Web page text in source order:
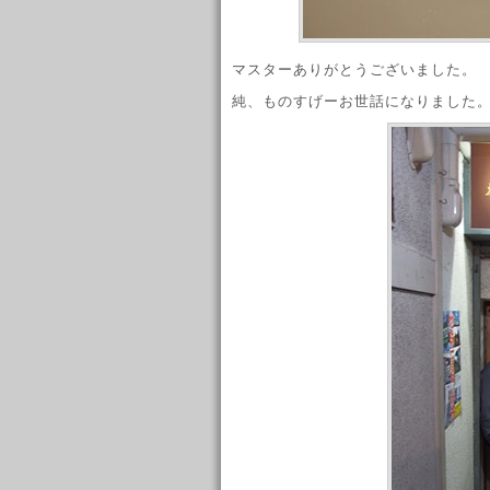
マスターありがとうございました。
純、ものすげーお世話になりました